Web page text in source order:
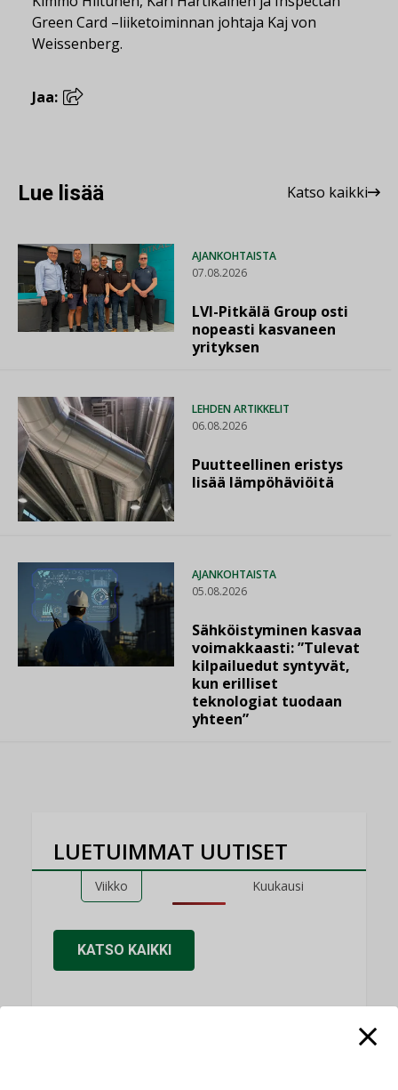
Green Card –liiketoiminnan johtaja Kaj von
Weissenberg.
Jaa:
Lue lisää Katso kaikki
AJANKOHTAISTA
07.08.2026
LVI-Pitkälä Group osti
nopeasti kasvaneen
yrityksen
LEHDEN ARTIKKELIT
06.08.2026
Puutteellinen eristys
lisää lämpöhäviöitä
AJANKOHTAISTA
05.08.2026
Sähköistyminen kasvaa
voimakkaasti: ”Tulevat
kilpailuedut syntyvät,
kun erilliset
teknologiat tuodaan
yhteen”
LUETUIMMAT UUTISET
Viikko Kuukausi
KATSO KAIKKI